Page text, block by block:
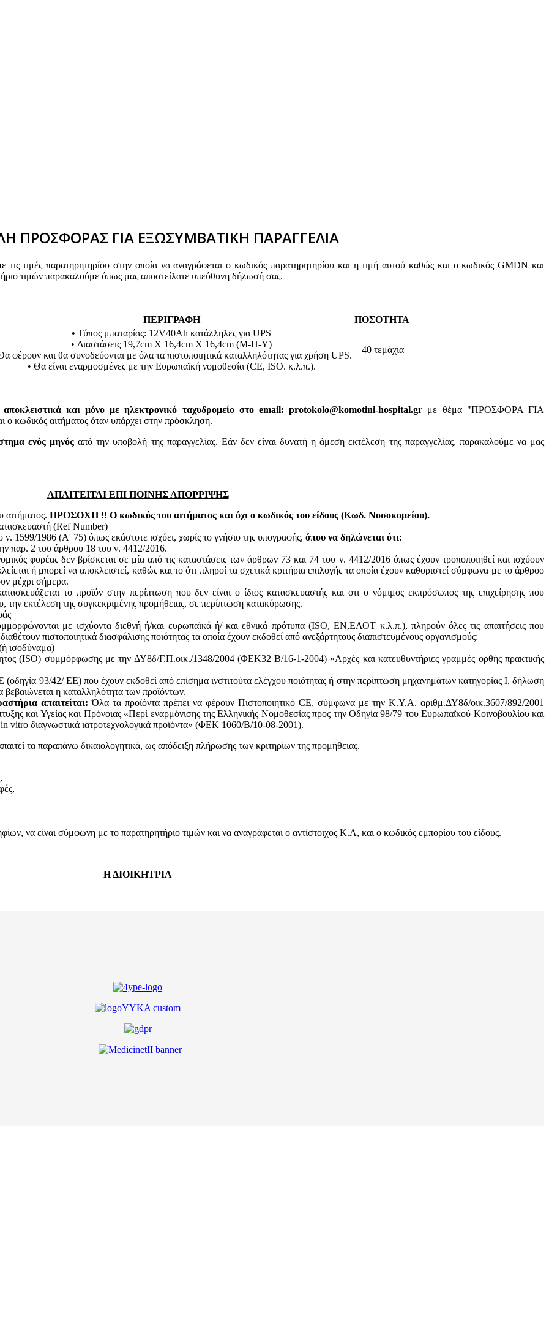
ΠΡΟΣΦΟΡΑΣ ΓΙΑ ΕΞΩΣΥΜΒΑΤΙΚΗ ΠΑΡΑΓΓΕΛΙΑ
τιμές παρατηρητηρίου στην οποία να αναγράφεται ο κωδικός παρατηρητηρίου και η τιμή αυτού καθώς και ο κωδικός GMDN και
τιμών παρακαλούμε όπως μας αποστείλατε υπεύθυνη δήλωσή σας.
ΠΕΡΙΓΡΑΦΗ ΠΟΣΟΤΗΤΑ
• Τύπος μπαταρίας: 12V40Ah κατάλληλες για UPS
• Διαστάσεις 19,7cm X 16,4cm X 16,4cm (Μ-Π-Υ)
φέρουν και θα συνοδεύονται με όλα τα πιστοποιητικά καταλληλότητας για χρήση UPS.
• Θα είναι εναρμοσμένες με την Ευρωπαϊκή νομοθεσία (CE, ISO. κ.λ.π.).
40 τεμάχια
αποκλειστικά και μόνο με ηλεκτρονικό ταχυδρομείο στο email: protokolo@komotini-hospital.gr με θέμα "ΠΡΟΣΦΟΡΑ ΓΙΑ
αιτήματος όταν υπάρχει στην πρόσκληση.
ενός μηνός από την υποβολή της παραγγελίας. Εάν δεν είναι δυνατή η άμεση εκτέλεση της παραγγελίας, παρακαλούμε να μας
ΑΠΑΙΤΕΙΤΑΙ ΕΠΙ ΠΟΙΝΗΣ ΑΠΟΡΡΙΨΗΣ
αιτήματος. ΠΡΟΣΟΧΗ !! Ο κωδικός του αιτήματος και όχι ο κωδικός του είδους (Κωδ. Νοσοκομείου).
(Ref Number)
1599/1986 (Α' 75) όπως εκάστοτε ισχύει, χωρίς το γνήσιο της υπογραφής, όπου να δηλώνεται ότι:
παρ. 2 του άρθρου 18 του ν. 4412/2016.
φορέας δεν βρίσκεται σε μία από τις καταστάσεις των άρθρων 73 και 74 του ν. 4412/2016 όπως έχουν τροποποιηθεί και ισχύουν
ή μπορεί να αποκλειστεί, καθώς και το ότι πληροί τα σχετικά κριτήρια επιλογής τα οποία έχουν καθοριστεί σύμφωνα με τo άρθροo
μέχρι σήμερα.
το προϊόν στην περίπτωση που δεν είναι ο ίδιος κατασκευαστής και oτι ο νόμιμος εκπρόσωπος της επιχείρησης που
την εκτέλεση της συγκεκριμένης προμήθειας, σε περίπτωση κατακύρωσης.
με ισχύοντα διεθνή ή/και ευρωπαϊκά ή/ και εθνικά πρότυπα (ISO, ΕΝ,ΕΛΟΤ κ.λ.π.), πληρούν όλες τις απαιτήσεις που
πιστοποιητικά διασφάλισης ποιότητας τα οποία έχουν εκδοθεί από ανεξάρτητους διαπιστευμένους οργανισμούς:
ισοδύναμα)
(ISO) συμμόρφωσης με την ΔΥ8δ/Γ.Π.οικ./1348/2004 (ΦΕΚ32 Β/16-1-2004) «Αρχές και κατευθυντήριες γραμμές ορθής πρακτικής
93/42/ ΕΕ) που έχουν εκδοθεί από επίσημα ινστιτούτα ελέγχου ποιότητας ή στην περίπτωση μηχανημάτων κατηγορίας Ι, δήλωση
η καταλληλότητα των προϊόντων.
απαιτείται: Όλα τα προϊόντα πρέπει να φέρουν Πιστοποιητικό CE, σύμφωνα με την Κ.Υ.Α. αριθμ.ΔΥ8δ/οικ.3607/892/2001
και Υγείας και Πρόνοιας «Περί εναρμόνισης της Ελληνικής Νομοθεσίας προς την Οδηγία 98/79 του Ευρωπαϊκού Κοινοβουλίου και
vitro διαγνωστικά ιατροτεχνολογικά προϊόντα» (ΦΕΚ 1060/Β/10-08-2001).
τα παραπάνω δικαιολογητικά, ως απόδειξη πλήρωσης των κριτηρίων της προμήθειας.
να είναι σύμφωνη με το παρατηρητήριο τιμών και να αναγράφεται ο αντίστοιχος Κ.Α, και ο κωδικός εμπορίου του είδους.
Η ΔΙΟΙΚΗΤΡΙΑ